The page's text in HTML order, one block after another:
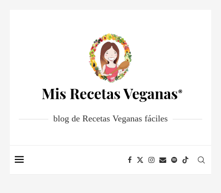
blog de Recetas Veganas fáciles